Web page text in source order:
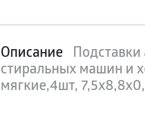
Описание
стиральных машин и
мягкие,4шт,